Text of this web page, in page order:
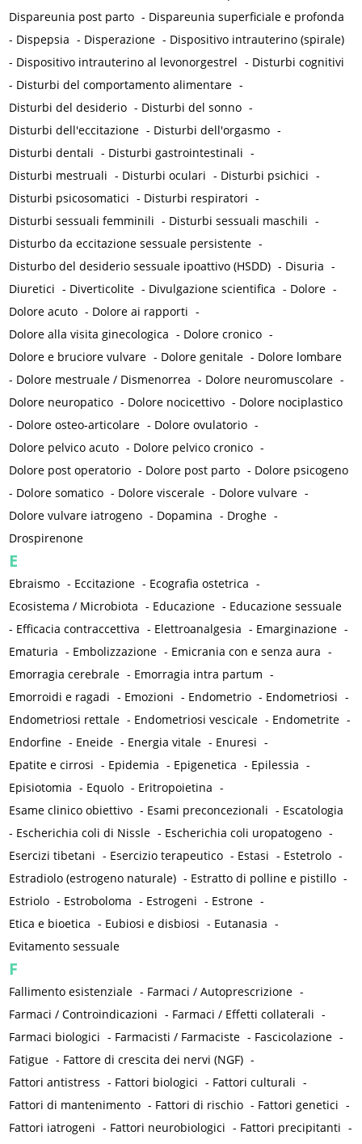
Dispareunia post parto - Dispareunia superficiale e profonda
- Dispepsia - Disperazione - Dispositivo intrauterino (spirale)
- Dispositivo intrauterino al levonorgestrel - Disturbi cognitivi
- Disturbi del comportamento alimentare -
Disturbi del desiderio - Disturbi del sonno -
Disturbi dell'eccitazione - Disturbi dell'orgasmo -
Disturbi dentali - Disturbi gastrointestinali -
Disturbi mestruali - Disturbi oculari - Disturbi psichici -
Disturbi psicosomatici - Disturbi respiratori -
Disturbi sessuali femminili - Disturbi sessuali maschili -
Disturbo da eccitazione sessuale persistente -
Disturbo del desiderio sessuale ipoattivo (HSDD) - Disuria -
Diuretici - Diverticolite - Divulgazione scientifica - Dolore -
Dolore acuto - Dolore ai rapporti -
Dolore alla visita ginecologica - Dolore cronico -
Dolore e bruciore vulvare - Dolore genitale - Dolore lombare
- Dolore mestruale / Dismenorrea - Dolore neuromuscolare -
Dolore neuropatico - Dolore nocicettivo - Dolore nociplastico
- Dolore osteo-articolare - Dolore ovulatorio -
Dolore pelvico acuto - Dolore pelvico cronico -
Dolore post operatorio - Dolore post parto - Dolore psicogeno
- Dolore somatico - Dolore viscerale - Dolore vulvare -
Dolore vulvare iatrogeno - Dopamina - Droghe -
Drospirenone
E
Ebraismo - Eccitazione - Ecografia ostetrica -
Ecosistema / Microbiota - Educazione - Educazione sessuale
- Efficacia contraccettiva - Elettroanalgesia - Emarginazione -
Ematuria - Embolizzazione - Emicrania con e senza aura -
Emorragia cerebrale - Emorragia intra partum -
Emorroidi e ragadi - Emozioni - Endometrio - Endometriosi -
Endometriosi rettale - Endometriosi vescicale - Endometrite -
Endorfine - Eneide - Energia vitale - Enuresi -
Epatite e cirrosi - Epidemia - Epigenetica - Epilessia -
Episiotomia - Equolo - Eritropoietina -
Esame clinico obiettivo - Esami preconcezionali - Escatologia
- Escherichia coli di Nissle - Escherichia coli uropatogeno -
Esercizi tibetani - Esercizio terapeutico - Estasi - Estetrolo -
Estradiolo (estrogeno naturale) - Estratto di polline e pistillo -
Estriolo - Estroboloma - Estrogeni - Estrone -
Etica e bioetica - Eubiosi e disbiosi - Eutanasia -
Evitamento sessuale
F
Fallimento esistenziale - Farmaci / Autoprescrizione -
Farmaci / Controindicazioni - Farmaci / Effetti collaterali -
Farmaci biologici - Farmacisti / Farmaciste - Fascicolazione -
Fatigue - Fattore di crescita dei nervi (NGF) -
Fattori antistress - Fattori biologici - Fattori culturali -
Fattori di mantenimento - Fattori di rischio - Fattori genetici -
Fattori iatrogeni - Fattori neurobiologici - Fattori precipitanti -